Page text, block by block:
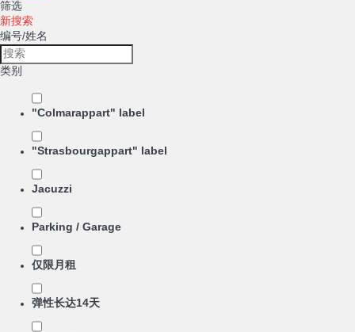
筛选
新搜索
编号/姓名
类别
"Colmarappart" label
"Strasbourgappart" label
Jacuzzi
Parking / Garage
仅限月租
弹性长达14天